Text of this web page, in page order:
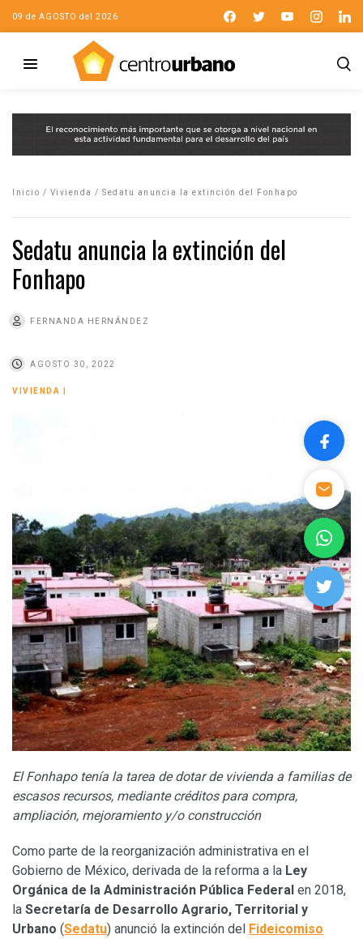
09 de AGOSTO del 2026
Inicio / Vivienda / Sedatu anuncia la extinción del Fonhapo
Sedatu anuncia la extinción del
Fonhapo
FERNANDA HERNÁNDEZ
AGOSTO 30, 2022
VIVIENDA
El Fonhapo tenía la tarea de dotar de vivienda a familias de
escasos recursos, mediante créditos para compra,
ampliación, mejoramiento y/o construcción
Como parte de la reorganización administrativa en el
Gobierno de México, derivada de la reforma a la Ley
Orgánica de la Administración Pública Federal en 2018,
la Secretaría de Desarrollo Agrario, Territorial y
Urbano (Sedatu) anunció la extinción del Fideicomiso